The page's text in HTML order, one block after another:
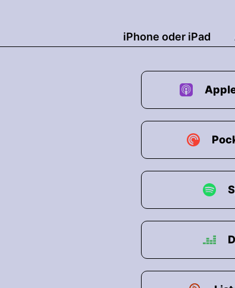
iPhone oder iPad